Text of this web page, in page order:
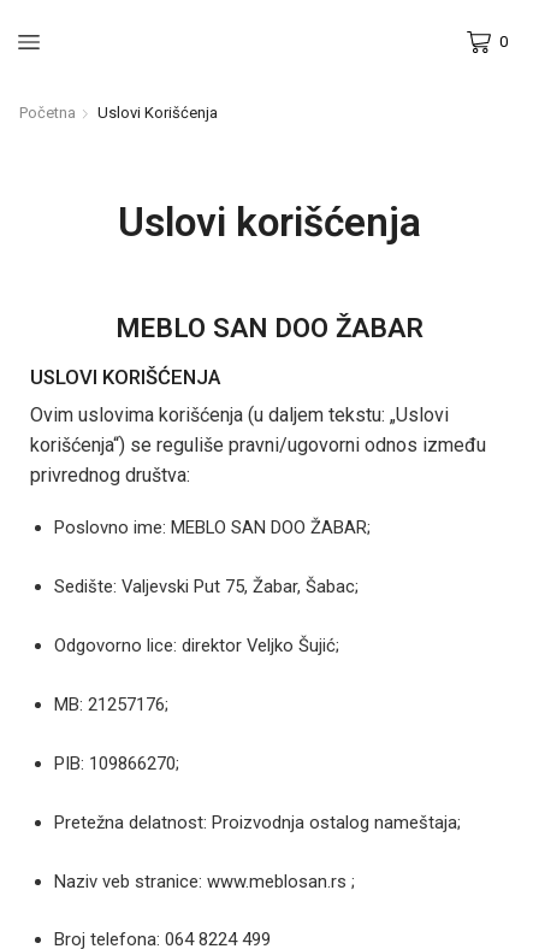
0
Početna Uslovi Korišćenja
Uslovi korišćenja
MEBLO SAN DOO ŽABAR
USLOVI KORIŠĆENJA
Ovim uslovima korišćenja (u daljem tekstu: „Uslovi
korišćenja“) se reguliše pravni/ugovorni odnos između
privrednog društva:
Poslovno ime: MEBLO SAN DOO ŽABAR;
Sedište: Valjevski Put 75, Žabar, Šabac;
Odgovorno lice: direktor Veljko Šujić;
MB: 21257176;
PIB: 109866270;
Pretežna delatnost: Proizvodnja ostalog nameštaja;
Naziv veb stranice: www.meblosan.rs ;
Broj telefona: 064 8224 499